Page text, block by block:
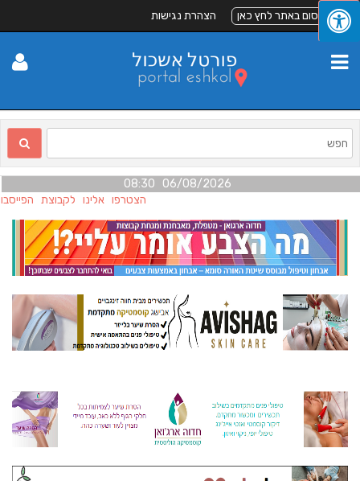
לפרסום באתר לחץ כאן הצהרת נגישות
06/08/2026 08:30
הצטרפו אלינו לקבוצת